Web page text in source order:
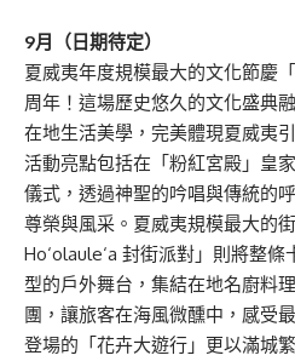
9月（日期待定）
夏威夷年度規模最大的文化節慶
周年！這場歷史悠久的文化盛典
在地生活美學，完美體現夏威夷
活動亮點包括在「粉紅宮殿」皇
儀式，透過神聖的吟唱與傳統的
尊榮與風采。夏威夷規模最大的
Ho‘olaule‘a 封街派對」則將整
型的戶外舞台，集結在地名廚料
團，讓旅客在海風微醺中，感受
登場的「花卉大遊行」更以滿城